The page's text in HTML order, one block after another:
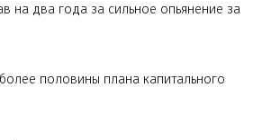
на два года за сильное опьянение за
половины плана капитального